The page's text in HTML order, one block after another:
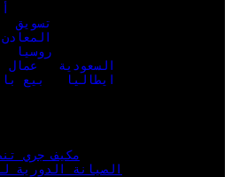
تسويق
المعادن
روسيا
السعودية
عمال
ايطاليا
بيع
مكيف جري
الصيانة الدورية